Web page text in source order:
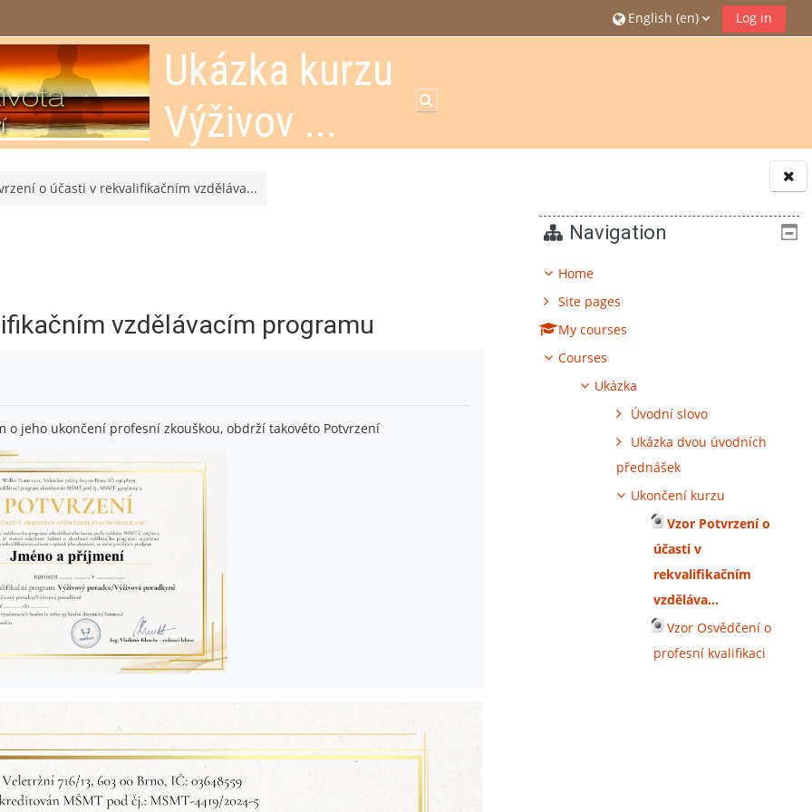
Blocks
Navigation
Home
Site pages
My courses
Courses
Ukázka
Úvodní slovo
Ukázka dvou úvodních
přednášek
Ukončení kurzu
Vzor Potvrzení o
účasti v
rekvalifikačním
vzděláva...
Vzor Osvědčení o
profesní kvalifikaci
English ‎(en)‎ Log in
Ukázka kurzu
Výživov ...
o účasti v rekvalifikačním vzděláva...
vzdělávacím programu
jeho ukončení profesní zkouškou, obdrží takovéto Potvrzení